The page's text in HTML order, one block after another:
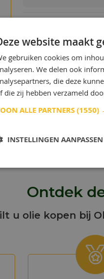
Ontdek
u olie kopen bij
website maakt
gebruiken cookies om
We delen ook
die deze
die zij hebben verzameld
ALLE PARTNERS(1550)
INSTELLINGEN AANPASSEN